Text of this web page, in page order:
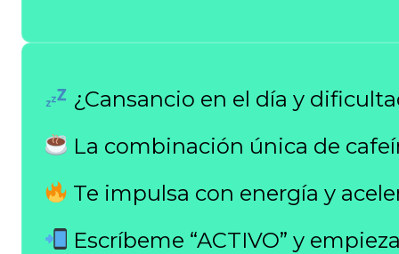
¿Cansancio en el día y
La combinación única de
Te impulsa con energía y
Escríbeme “ACTIVO” y